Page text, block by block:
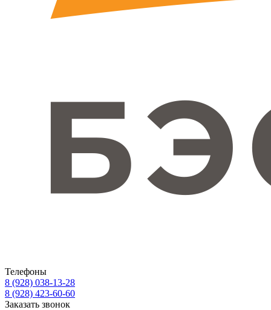
Телефоны
8 (928) 038-13-28
8 (928) 423-60-60
Заказать звонок